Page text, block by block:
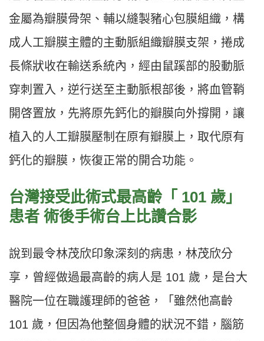
金屬為瓣膜骨架、輔以縫製豬心包膜組織，構
成人工瓣膜主體的主動脈組織瓣膜支架，捲成
長條狀收在輸送系統內，經由鼠蹊部的股動脈
穿刺置入，逆行送至主動脈根部後，將血管鞘
開啓置放，先將原先鈣化的瓣膜向外撐開，讓
植入的人工瓣膜壓制在原有瓣膜上，取代原有
鈣化的瓣膜，恢復正常的開合功能。
台灣接受此術式最高齡「 101 歲」
患者 術後手術台上比讚合影
說到最令林茂欣印象深刻的病患，林茂欣分
享，曾經做過最高齡的病人是 101 歲，是台大
醫院一位在職護理師的爸爸，「雖然他高齡
101 歲，但因為他整個身體的狀況不錯，腦筋